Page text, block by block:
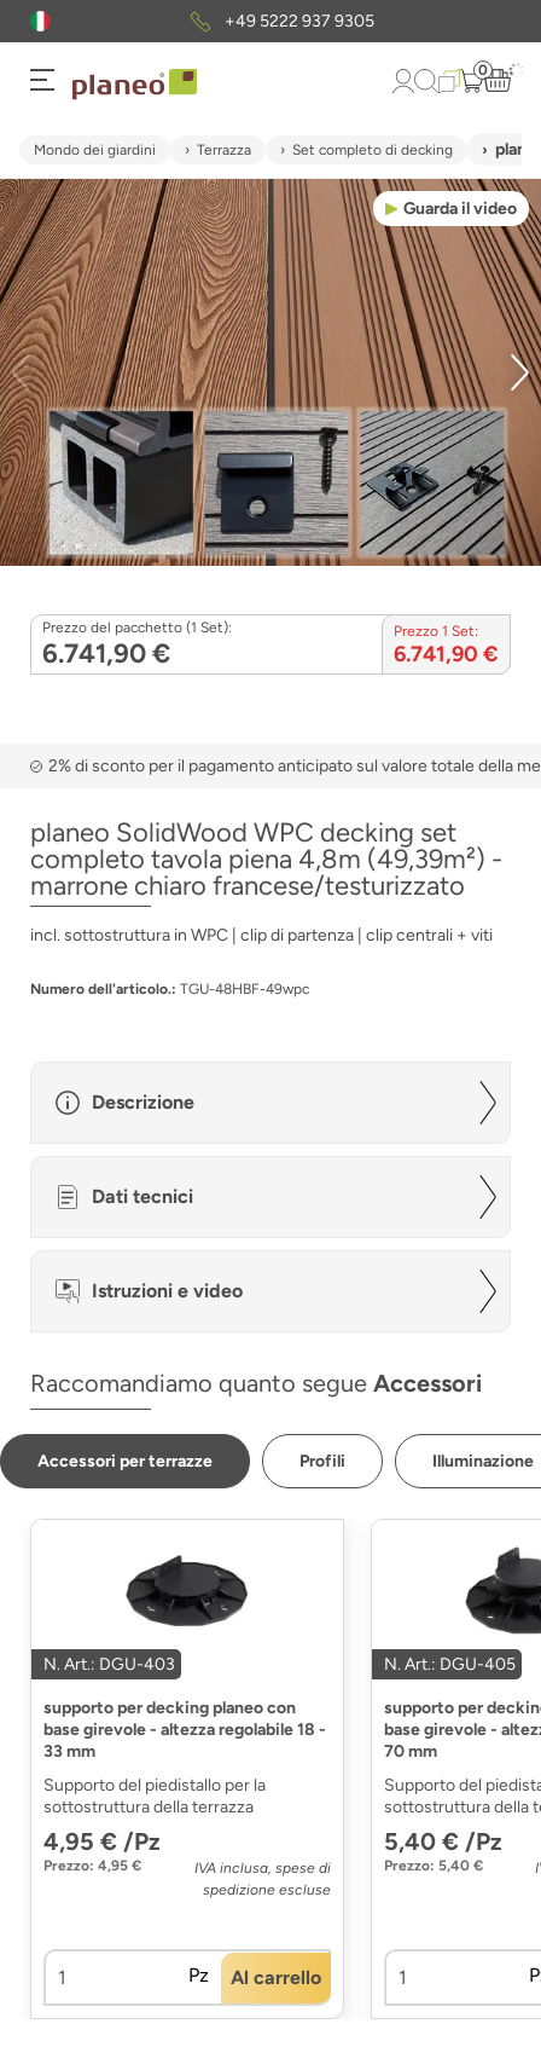
+49 5222 937 9305
0
Mondo dei giardini Terrazza Set completo di decking
Guarda il video
Prezzo del pacchetto (1 Set):
6.741,90 €
Prezzo 1 Set:
6.741,90 €
2% di sconto per il pagamento anticipato sul valore totale della
planeo SolidWood WPC decking set
completo tavola piena 4,8m (49,39m²) -
marrone chiaro francese/testurizzato
incl. sottostruttura in WPC | clip di partenza | clip centrali + viti
Numero dell'articolo.: TGU-48HBF-49wpc
Descrizione
Dati tecnici
Istruzioni e video
Raccomandiamo quanto segue Accessori
Accessori per terrazze Profili Illuminazione
N. Art.: DGU-403
supporto per decking planeo con
base girevole - altezza regolabile 18 -
33 mm
Supporto del piedistallo per la
sottostruttura della terrazza
4,95 € /Pz
Prezzo: 4,95 €
IVA inclusa, spese di
spedizione escluse
Pz Al carrello
N. Art.: DGU-405
supporto per
base girevole -
70 mm
Supporto del
sottostruttura della
5,40 € /Pz
Prezzo: 5,40 €